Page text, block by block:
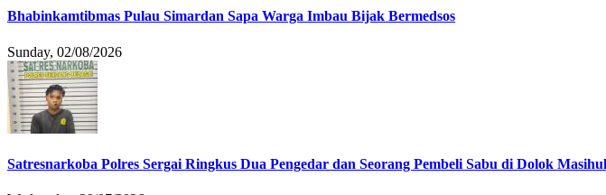
Bhabinkamtibmas Pulau Simardan Sapa Warga Imbau Bijak Bermedsos
Sunday, 02/08/2026
Satresnarkoba Polres Sergai Ringkus Dua Pengedar dan Seorang Pembeli Sabu di Dolok Masihul